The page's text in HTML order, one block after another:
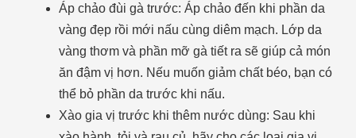
Áp chảo đùi gà trước: Áp chảo đến khi phần da
vàng đẹp rồi mới nấu cùng diêm mạch. Lớp da
vàng thơm và phần mỡ gà tiết ra sẽ giúp cả món
ăn đậm vị hơn. Nếu muốn giảm chất béo, bạn có
thể bỏ phần da trước khi nấu.
Xào gia vị trước khi thêm nước dùng: Sau khi